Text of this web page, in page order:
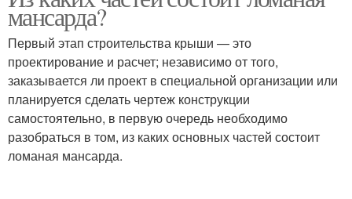
мансарда?
Первый этап строительства крыши — это
проектирование и расчет; независимо от того,
заказывается ли проект в специальной организации или
планируется сделать чертеж конструкции
самостоятельно, в первую очередь необходимо
разобраться в том, из каких основных частей состоит
ломаная мансарда.